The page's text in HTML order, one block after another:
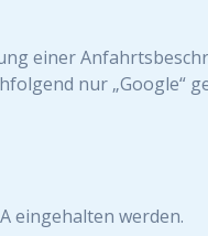
einer
nur „Google“
eingehalten werden.